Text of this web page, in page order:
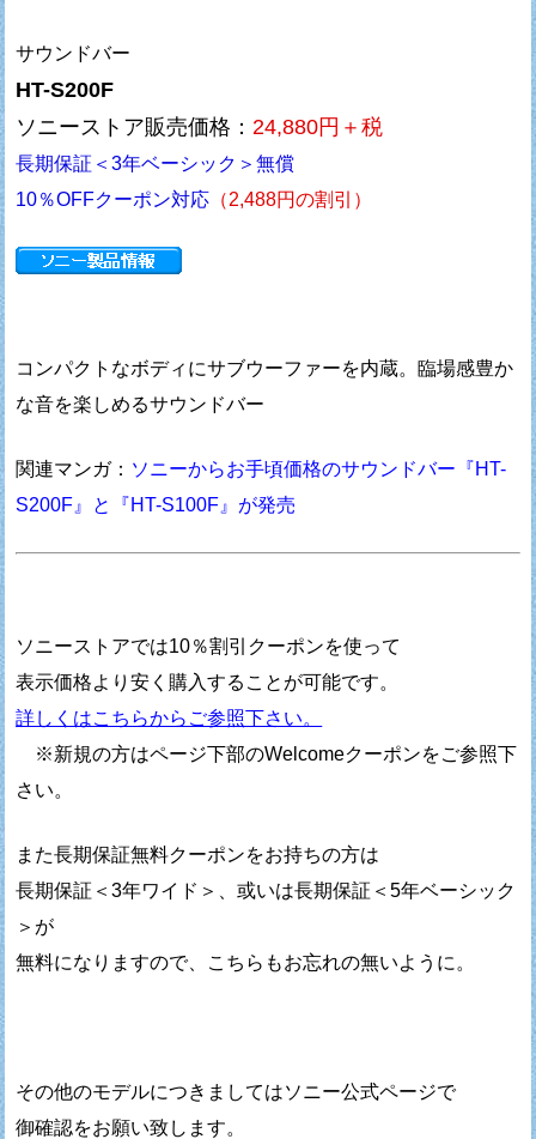
サウンドバー
HT-S200F
ソニーストア販売価格：24,880円＋税
長期保証＜3年ベーシック＞無償
10％OFFクーポン対応 （2,488円の割引）
コンパクトなボディにサブウーファーを内蔵。臨場感豊か
な音を楽しめるサウンドバー
関連マンガ： ソニーからお手頃価格のサウンドバー『HT-
S200F』と『HT-S100F』が発売
ソニーストアでは10％割引クーポンを使って
表示価格より安く購入することが可能です。
詳しくはこちらからご参照下さい。
※新規の方はページ下部のWelcomeクーポンをご参照下
さい。
また長期保証無料クーポンをお持ちの方は
長期保証＜3年ワイド＞、或いは長期保証＜5年ベーシック
＞が
無料になりますので、こちらもお忘れの無いように。
その他のモデルにつきましてはソニー公式ページで
御確認をお願い致します。